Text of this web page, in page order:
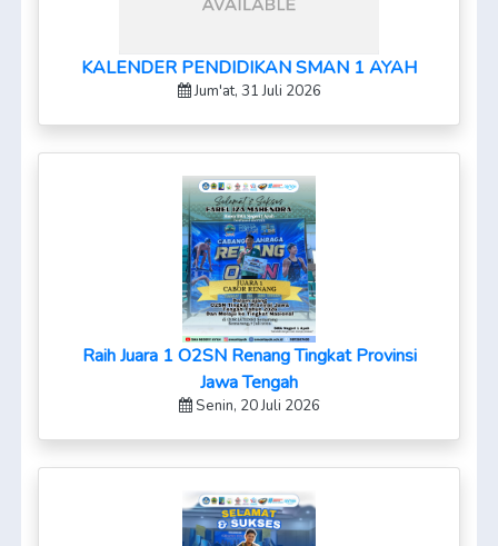
KALENDER PENDIDIKAN SMAN 1 AYAH
Jum'at, 31 Juli 2026
Raih Juara 1 O2SN Renang Tingkat Provinsi
Jawa Tengah
Senin, 20 Juli 2026